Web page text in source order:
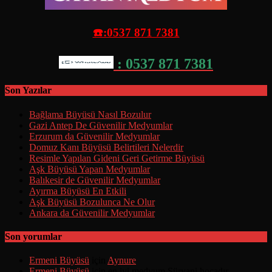
☎️:0537 871 7381
: 0537 871 7381
Son Yazılar
Bağlama Büyüsü Nasıl Bozulur
Gazi Antep De Güvenilir Medyumlar
Erzurum da Güvenilir Medyumlar
Domuz Kanı Büyüsü Belirtileri Nelerdir
Resimle Yapılan Gideni Geri Getirme Büyüsü
Aşk Büyüsü Yapan Medyumlar
Balıkesir de Güvenilir Medyumlar
Ayırma Büyüsü En Etkili
Aşk Büyüsü Bozulunca Ne Olur
Ankara da Güvenilir Medyumlar
Son yorumlar
Ermeni Büyüsü
Aynure